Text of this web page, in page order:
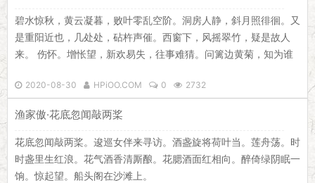
碧水惊秋，黄云凝暮，败叶零乱空阶。洞房人静，斜月照徘徊。又
是重阳近也，几处处，砧杵声催。西窗下，风摇翠竹，疑是故人
来。 伤怀。增怅望，新欢易失，往事难猜。问篱边黄菊，知为谁
点苍苔。
2020-08-30 HPiOO.COM 0 2732
渔家傲·花底忽闻敲两桨
花底忽闻敲两桨。逡巡女伴来寻访。酒盏旋将荷叶当。莲舟荡。时
时盏里生红浪。花气酒香清厮酿。花腮酒面红相向。醉倚绿阴眠一
饷。惊起望。船头阁在沙滩上。